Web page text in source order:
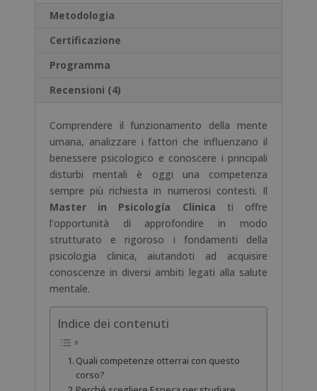
Metodologia
Certificazione
Programma
Recensioni (4)
Comprendere il funzionamento della mente
umana, analizzare i fattori che influenzano il
benessere psicologico e conoscere i principali
disturbi mentali è oggi una competenza
sempre più richiesta in numerosi contesti. Il
Master in Psicología Clinica ti offre
l’opportunità di approfondire in modo
strutturato e rigoroso i fondamenti della
psicologia clinica, aiutandoti ad acquisire
conoscenze in diversi ambiti legati alla salute
mentale.
Indice dei contenuti
Quali competenze otterrai con questo
corso?